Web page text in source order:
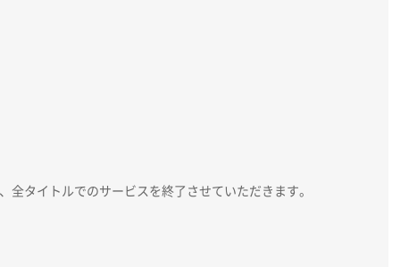
タイトルでのサービスを終了させていただきます。